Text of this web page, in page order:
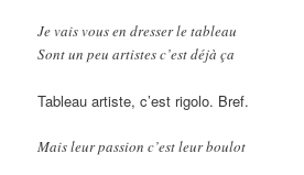
Je vais vous en dresser le tableau
Sont un peu artistes c’est déjà ça
Tableau artiste, c’est rigolo. Bref.
Mais leur passion c’est leur boulot